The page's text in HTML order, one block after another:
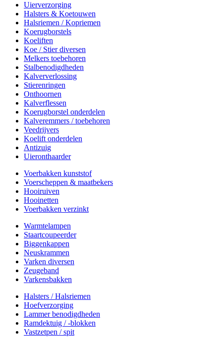
Uierverzorging
Halsters & Koetouwen
Halsriemen / Kopriemen
Koerugborstels
Koeliften
Koe / Stier diversen
Melkers toebehoren
Stalbenodigdheden
Kalververlossing
Stierenringen
Onthoornen
Kalverflessen
Koerugborstel onderdelen
Kalveremmers / toebehoren
Veedrijvers
Koelift onderdelen
Antizuig
Uieronthaarder
Voerbakken kunststof
Voerscheppen & maatbekers
Hooiruiven
Hooinetten
Voerbakken verzinkt
Warmtelampen
Staartcoupeerder
Biggenkappen
Neuskrammen
Varken diversen
Zeugeband
Varkensbakken
Halsters / Halsriemen
Hoefverzorging
Lammer benodigdheden
Ramdektuig / -blokken
Vastzetpen / spit